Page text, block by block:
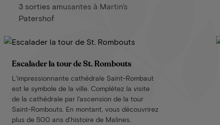
3 sorties amusantes à Martin's
Patershof
Escalader la tour de St. Rombouts
L'impressionnante cathédrale Saint-Rombaut
est le symbole de la ville. Complétez la visite
de la cathédrale par l'ascension de la tour
Saint-Rombouts. En montant, vous découvrirez
plus de 500 ans d'histoire de Malines.